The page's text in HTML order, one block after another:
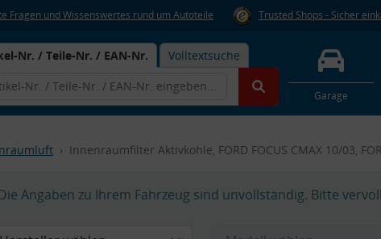
Fragen und Wissenswertes rund um Autoteile Trusted Shops - Sicher
Nr. / Teile-Nr. / EAN-Nr. Volltextsuche
Garage
Innenraumfilter Aktivkohle, FORD FOCUS CMAX 10/03,
Die Angaben zu Ihrem Fahrzeug sind unvollständig. Bitte